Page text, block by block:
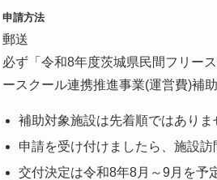
申請方法
郵送
必ず「令和8年度茨城県民間フリー
ースクール連携推進事業(運営費)補
補助対象施設は先着順ではあり
申請を受け付けましたら、施設訪
交付決定は令和8年8月～9月を予